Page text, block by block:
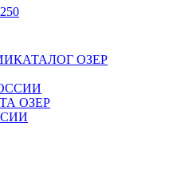
КАТАЛОГ ОЗЕР
ОЗЕР